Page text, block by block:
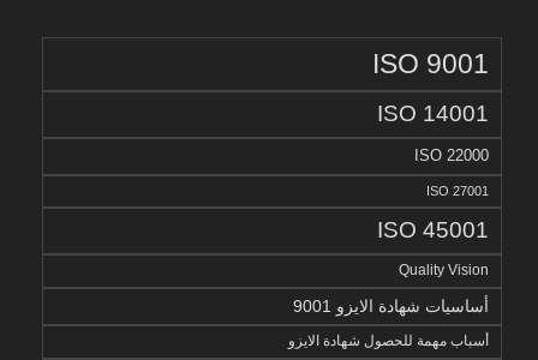
ISO 9001
ISO 14001
ISO 22000
ISO 27001
ISO 45001
Quality Vision
أساسيات شهادة الايزو 9001
أسباب مهمة للحصول شهادة الايزو